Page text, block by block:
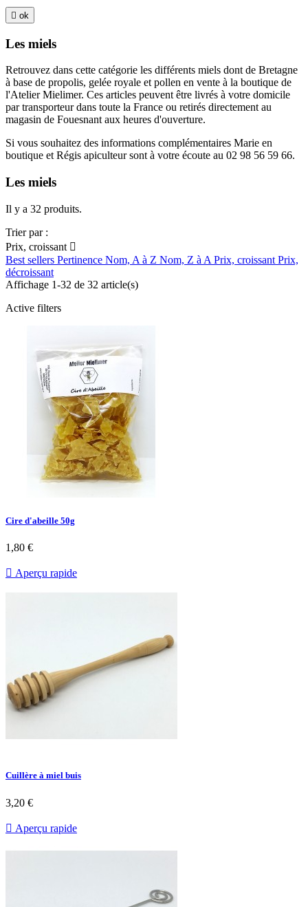
 ok
Les miels
Retrouvez dans cette catégorie les différents miels dont de Bretagne
à base de propolis, gelée royale et pollen en vente à la boutique de
l'Atelier Mielimer. Ces articles peuvent être livrés à votre domicile
par transporteur dans toute la France ou retirés directement au
magasin de Fouesnant aux heures d'ouverture.
Si vous souhaitez des informations complémentaires Marie en
boutique et Régis apiculteur sont à votre écoute au 02 98 56 59 66.
Les miels
Il y a 32 produits.
Trier par :
Prix, croissant 
Best sellers Pertinence Nom, A à Z Nom, Z à A Prix, croissant Prix,
décroissant
Affichage 1-32 de 32 article(s)
Active filters
Cire d'abeille 50g
1,80 €
 Aperçu rapide
Cuillère à miel buis
3,20 €
 Aperçu rapide